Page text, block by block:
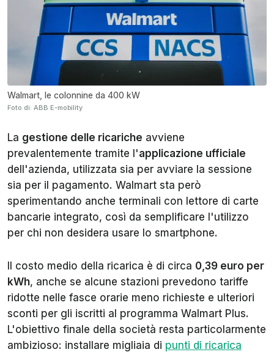
Walmart, le colonnine da 400 kW
Foto di: ABB E-mobility
La gestione delle ricariche avviene
prevalentemente tramite l'applicazione ufficiale
dell'azienda, utilizzata sia per avviare la sessione
sia per il pagamento. Walmart sta però
sperimentando anche terminali con lettore di carte
bancarie integrato, così da semplificare l'utilizzo
per chi non desidera usare lo smartphone.
Il costo medio della ricarica è di circa 0,39 euro per
kWh, anche se alcune stazioni prevedono tariffe
ridotte nelle fasce orarie meno richieste e ulteriori
sconti per gli iscritti al programma Walmart Plus.
L'obiettivo finale della società resta particolarmente
ambizioso: installare migliaia di punti di ricarica